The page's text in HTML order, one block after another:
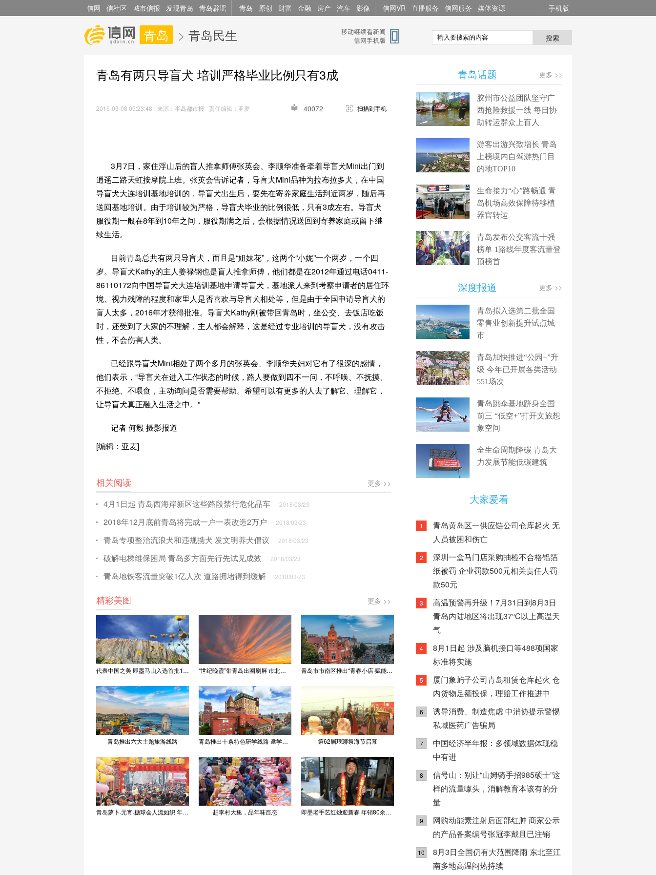
信网 信社区 城市信报 发现青岛 青岛辟谣 青岛 原创 财富 金融 房产 汽车 影像 信网VR 直播服务 信网服务 媒体资源 手机版
青岛 > 青岛民生 搜索
青岛有两只导盲犬 培训严格毕业比例只有3成
2016-03-08 09:23:48 来源： 半岛都市报 责任编辑：亚麦 40072 扫描到手机
3月7日，家住浮山后的盲人推拿师傅张英会、李顺华准备牵着导盲犬Mini出门到
逍遥二路天虹按摩院上班。张英会告诉记者，导盲犬Mini品种为拉布拉多犬，在中国
导盲犬大连培训基地培训的，导盲犬出生后，要先在寄养家庭生活到近两岁，随后再
送回基地培训。由于培训较为严格，导盲犬毕业的比例很低，只有3成左右。导盲犬
服役期一般在8年到10年之间，服役期满之后，会根据情况送回到寄养家庭或留下继
续生活。
目前青岛总共有两只导盲犬，而且是“姐妹花”，这两个“小妮”一个两岁，一个四
岁。导盲犬Kathy的主人姜禄钢也是盲人推拿师傅，他们都是在2012年通过电话0411-
86110172向中国导盲犬大连培训基地申请导盲犬，基地派人来到考察申请者的居住环
境、视力残障的程度和家里人是否喜欢与导盲犬相处等，但是由于全国申请导盲犬的
盲人太多，2016年才获得批准。导盲犬Kathy刚被带回青岛时，坐公交、去饭店吃饭
时，还受到了大家的不理解，主人都会解释，这是经过专业培训的导盲犬，没有攻击
性，不会伤害人类。
已经跟导盲犬Mini相处了两个多月的张英会、李顺华夫妇对它有了很深的感情，
他们表示，“导盲犬在进入工作状态的时候，路人要做到四不一问，不呼唤、不抚摸、
不拒绝、不喂食，主动询问是否需要帮助。希望可以有更多的人去了解它、理解它，
让导盲犬真正融入生活之中。”
记者 何毅 摄影报道
[编辑：亚麦]
相关阅读 更多 >>
4月1日起 青岛西海岸新区这些路段禁行危化品车 2018/03/23
2018年12月底前青岛将完成一户一表改造2万户 2018/03/23
青岛专项整治流浪犬和违规携犬 发文明养犬倡议 2018/03/23
破解电梯维保困局 青岛多方面先行先试见成效 2018/03/23
青岛地铁客流量突破1亿人次 道路拥堵得到缓解 2018/03/23
精彩美图 更多 >>
代表中国之美 即墨马山入选首批100处“美丽中国打卡点” “世纪晚霞”带青岛出圈刷屏 市北文旅推出精品线路 青岛市市南区推出“青春小店·赋能计划” 聚满青岛温情
青岛推出六大主题旅游线路 青岛推出十条特色研学线路 邀学子逐梦深蓝探知山海 第62届琅琊祭海节启幕
青岛萝卜·元宵·糖球会人流如织 年味浓郁 赶李村大集，品年味百态 即墨老手艺红烛迎新春 年销80余吨供不应求
青岛话题 更多 >>
胶州市公益团队坚守广
西抢险救援一线 每日协
助转运群众上百人
游客出游兴致增长 青岛
上榜境内自驾游热门目
的地TOP10
生命接力“心”路畅通 青
岛机场高效保障待移植
器官转运
青岛发布公交客流十强
榜单 1路线年度客流量登
顶榜首
深度报道 更多 >>
青岛拟入选第二批全国
零售业创新提升试点城
市
青岛加快推进“公园+”升
级 今年已开展各类活动
551场次
青岛跳伞基地跻身全国
前三 “低空+”打开文旅想
象空间
全生命周期降碳 青岛大
力发展节能低碳建筑
大家爱看
1
青岛黄岛区一供应链公司仓库起火 无
人员被困和伤亡
2
深圳一盒马门店采购抽检不合格铝箔
纸被罚 企业罚款500元相关责任人罚
款50元
3
高温预警再升级！7月31日到8月3日
青岛内陆地区将出现37°C以上高温天
气
4
8月1日起 涉及脑机接口等488项国家
标准将实施
5
厦门象屿子公司青岛租赁仓库起火 仓
内货物足额投保，理赔工作推进中
6
诱导消费、制造焦虑 中消协提示警惕
私域医药广告骗局
7
中国经济半年报：多领域数据体现稳
中有进
8
信号山：别让“山姆骑手招985硕士”这
样的流量噱头，消解教育本该有的分
量
9
网购动能素注射后面部红肿 商家公示
的产品备案编号张冠李戴且已注销
10
8月3日全国仍有大范围降雨 东北至江
南多地高温闷热持续